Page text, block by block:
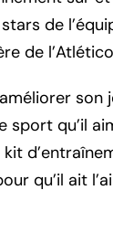
de
de
sport qu’il
qu’il ait